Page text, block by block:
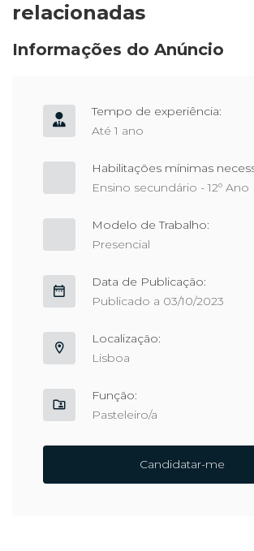
relacionadas
Informações do Anúncio
Tempo de experiência:
Até 1 ano
Habilitações mínimas
Ensino secundário - 12º Ano
Modelo de Trabalho:
Presencial
Data de Publicação:
Publicado a 03/10/2023
Localização:
Lisboa
Função:
Pasteleiro/a
Candidatar-me